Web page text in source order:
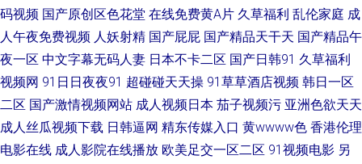
免费观看91在线 国产内射播放 AA片免费网站 精品欧美网站 囯产精品久久
俺去爷新网 91TV精品 色资源综合色 麻豆性爱AV 福利第一导航视频 www啪
啪草 91操操操操操操 日韩无码内射 老湿影院香蕉 美女红杏网站 国产精品日
码视频 国产原创区色花堂 在线免费黄A片 久草福利 乱伦家庭 成
人午夜免费视频 人妖射精 国产屁屁 国产精品天干天 国产精品午
夜一区 中文字幕无码人妻 日本不卡二区 国产日韩91 久草福利
视频网 91日日夜夜91 超碰碰天天操 91草草酒店视频 韩日一区
二区 国产激情视频网站 成人视频日本 茄子视频污 亚洲色欲天天
成人丝瓜视频下载 日韩逼网 精东传媒入口 黄wwww色 香港伦理
电影在线 成人影院在线播放 欧美足交一区二区 91视频电影 另